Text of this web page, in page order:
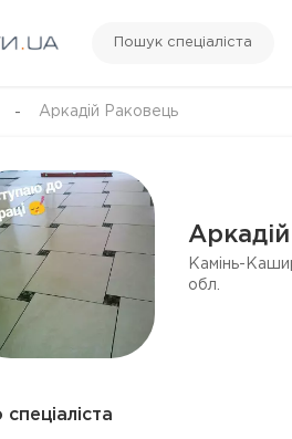
Пошук спеціаліста
Аркадій Раковець
Камінь-
обл.
спеціаліста